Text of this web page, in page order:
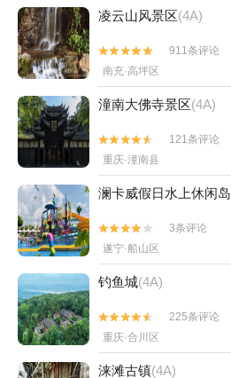
凌云山风景区(4A)


911条评论
南充·高坪区
潼南大佛寺景区(4A)


121条评论
重庆·潼南县
澜卡威假日水上休闲岛


3条评论
遂宁·船山区
钓鱼城(4A)


225条评论
重庆·合川区
涞滩古镇(4A)